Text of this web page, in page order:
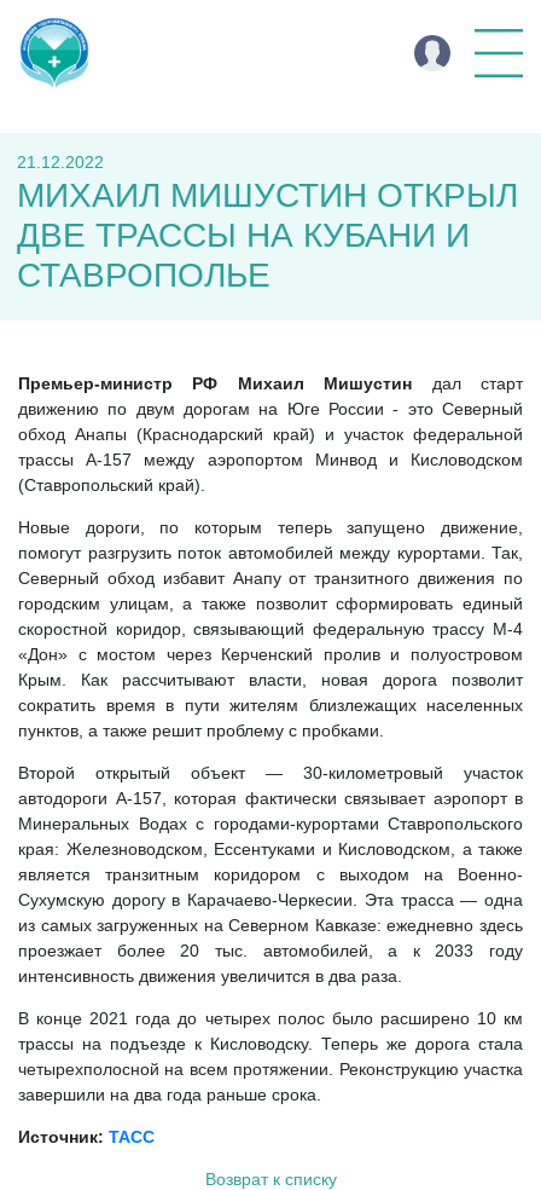
21.12.2022
МИХАИЛ МИШУСТИН ОТКРЫЛ
ДВЕ ТРАССЫ НА КУБАНИ И
СТАВРОПОЛЬЕ
Премьер-министр РФ Михаил Мишустин дал старт
движению по двум дорогам на Юге России - это Северный
обход Анапы (Краснодарский край) и участок федеральной
трассы А-157 между аэропортом Минвод и Кисловодском
(Ставропольский край).
Новые дороги, по которым теперь запущено движение,
помогут разгрузить поток автомобилей между курортами. Так,
Северный обход избавит Анапу от транзитного движения по
городским улицам, а также позволит сформировать единый
скоростной коридор, связывающий федеральную трассу М-4
«Дон» с мостом через Керченский пролив и полуостровом
Крым. Как рассчитывают власти, новая дорога позволит
сократить время в пути жителям близлежащих населенных
пунктов, а также решит проблему с пробками.
Второй открытый объект — 30-километровый участок
автодороги А-157, которая фактически связывает аэропорт в
Минеральных Водах с городами-курортами Ставропольского
края: Железноводском, Ессентуками и Кисловодском, а также
является транзитным коридором с выходом на Военно-
Сухумскую дорогу в Карачаево-Черкесии. Эта трасса — одна
из самых загруженных на Северном Кавказе: ежедневно здесь
проезжает более 20 тыс. автомобилей, а к 2033 году
интенсивность движения увеличится в два раза.
В конце 2021 года до четырех полос было расширено 10 км
трассы на подъезде к Кисловодску. Теперь же дорога стала
четырехполосной на всем протяжении. Реконструкцию участка
завершили на два года раньше срока.
Источник: ТАСС
Возврат к списку